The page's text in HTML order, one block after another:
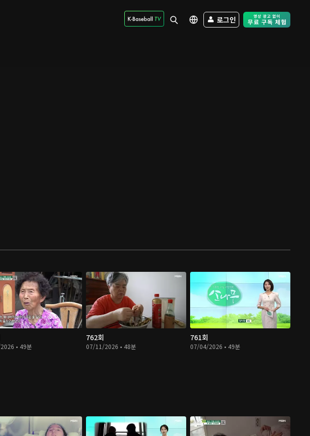
로그인 Free Trial -
• 49분
762회
07/11/2026 • 48분
761회
07/04/2026 • 49분